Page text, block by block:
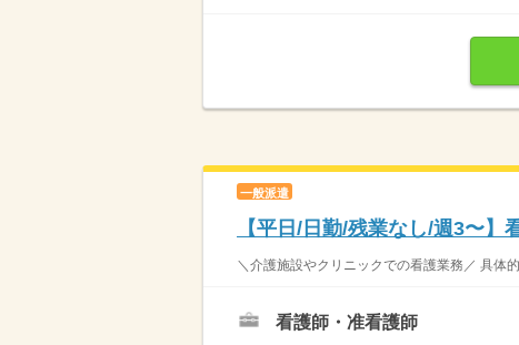
一般派遣
【平日/日勤/残業なし/週3〜
＼介護施設やクリニックでの看護業務／ 具体
看護師・准看護師